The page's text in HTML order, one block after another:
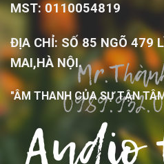
MST: 0110054819
ĐỊA CHỈ: SỐ 85 NGÕ 479
MAI,HÀ NỘI.
"ÂM THANH CỦA SỰ TẬN